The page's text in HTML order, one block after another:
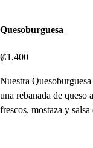
Quesoburguesa
₡1,400
Nuestra
una rebanada de
frescos, mostaza y